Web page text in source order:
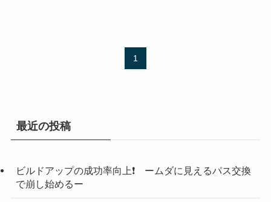
1
最近の投稿
ビルドアップの成功率向上❗️ ームダに見えるパス交換
で崩し始めるー